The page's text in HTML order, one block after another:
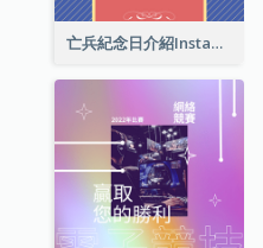
亡兵紀念日介紹Instagram帖子